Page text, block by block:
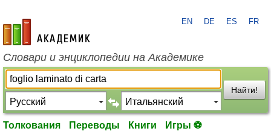
academic.ru
EN DE ES FR
Словари и энциклопедии на Академике
Найти!
Толкования Переводы Книги Игры ⚽